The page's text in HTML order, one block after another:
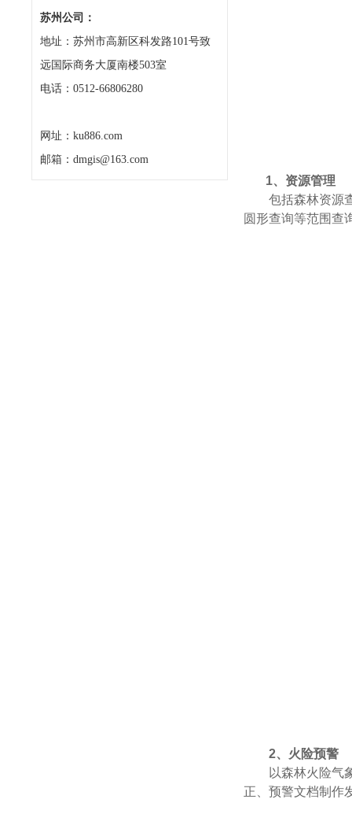
苏州公司：
地址：苏州市高新区科发路101号致
远国际商务大厦南楼503室
电话：0512-66806280
网址：ku886.com
邮箱：dmgis@163.com
1、资源管理
包括森林资源
圆形查询等范围查
2、火险预警
以森林火险气
正、预警文档制作